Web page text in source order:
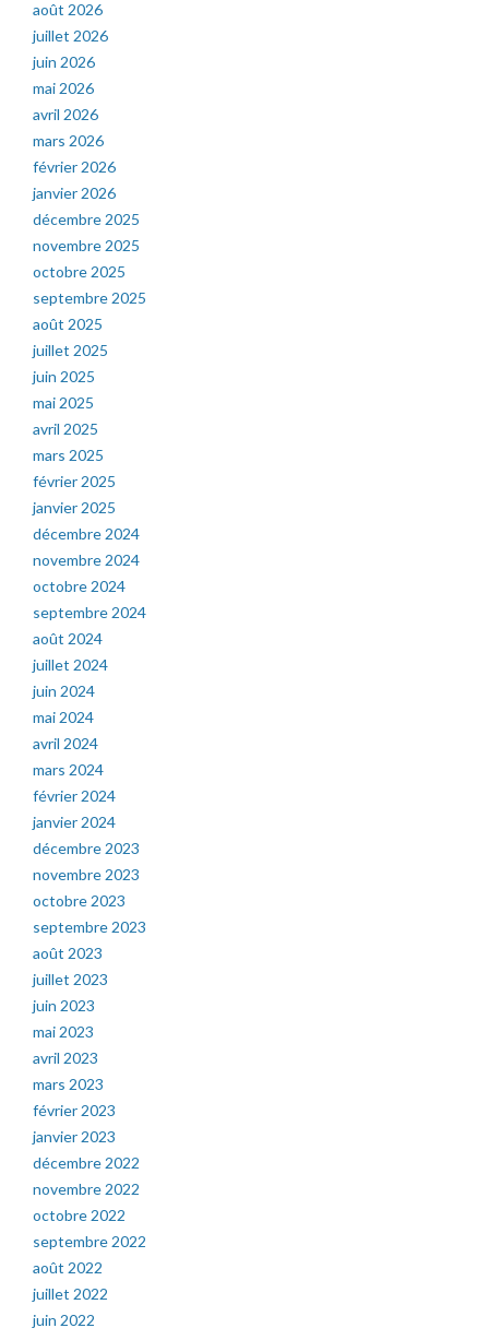
août 2026
juillet 2026
juin 2026
mai 2026
avril 2026
mars 2026
février 2026
janvier 2026
décembre 2025
novembre 2025
octobre 2025
septembre 2025
août 2025
juillet 2025
juin 2025
mai 2025
avril 2025
mars 2025
février 2025
janvier 2025
décembre 2024
novembre 2024
octobre 2024
septembre 2024
août 2024
juillet 2024
juin 2024
mai 2024
avril 2024
mars 2024
février 2024
janvier 2024
décembre 2023
novembre 2023
octobre 2023
septembre 2023
août 2023
juillet 2023
juin 2023
mai 2023
avril 2023
mars 2023
février 2023
janvier 2023
décembre 2022
novembre 2022
octobre 2022
septembre 2022
août 2022
juillet 2022
juin 2022